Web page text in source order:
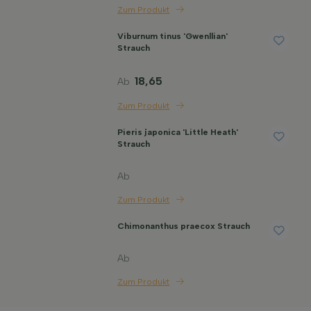
Zum Produkt
Viburnum tinus 'Gwenllian'
Strauch
Ab 18,65
Zum Produkt
Pieris japonica 'Little Heath'
Strauch
Ab
Zum Produkt
Chimonanthus praecox Strauch
Ab
Zum Produkt